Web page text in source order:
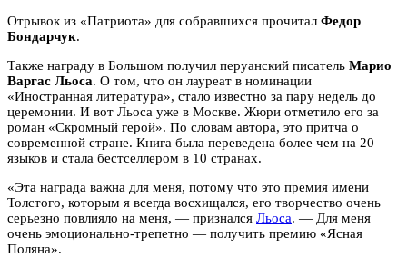
Отрывок из «Патриота» для собравшихся прочитал Федор
Бондарчук.
Также награду в Большом получил перуанский писатель Марио
Варгас Льоса. О том, что он лауреат в номинации
«Иностранная литература», стало известно за пару недель до
церемонии. И вот Льоса уже в Москве. Жюри отметило его за
роман «Скромный герой». По словам автора, это притча о
современной стране. Книга была переведена более чем на 20
языков и стала бестселлером в 10 странах.
«Эта награда важна для меня, потому что это премия имени
Толстого, которым я всегда восхищался, его творчество очень
серьезно повлияло на меня, — признался Льоса. — Для меня
очень эмоционально-трепетно — получить премию «Ясная
Поляна».